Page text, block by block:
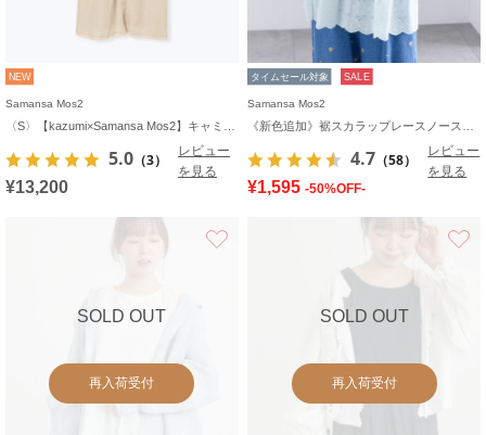
NEW
Samansa Mos2
5.0 （3）
レビュー
を見る
¥13,200
タイムセール対象 SALE
Samansa Mos2
4.7 （58）
レビュー
を見る
¥1,595 -50%OFF-
SOLD OUT
再入荷受付
SOLD OUT
再入荷受付